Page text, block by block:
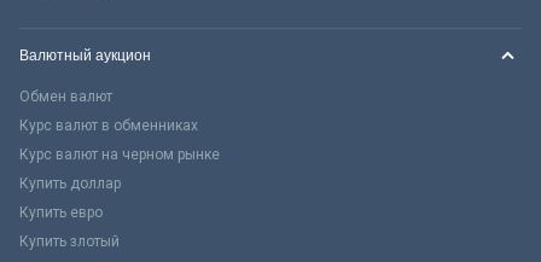
Валютный аукцион
Обмен валют
Курс валют в обменниках
Курс валют на черном рынке
Купить доллар
Купить евро
Купить злотый